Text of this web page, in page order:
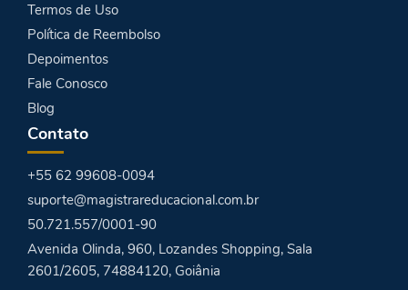
Termos de Uso
Política de Reembolso
Depoimentos
Fale Conosco
Blog
Contato
+55 62 99608-0094
suporte@magistrareducacional.com.br
50.721.557/0001-90
Avenida Olinda, 960, Lozandes Shopping, Sala
2601/2605, 74884120, Goiânia